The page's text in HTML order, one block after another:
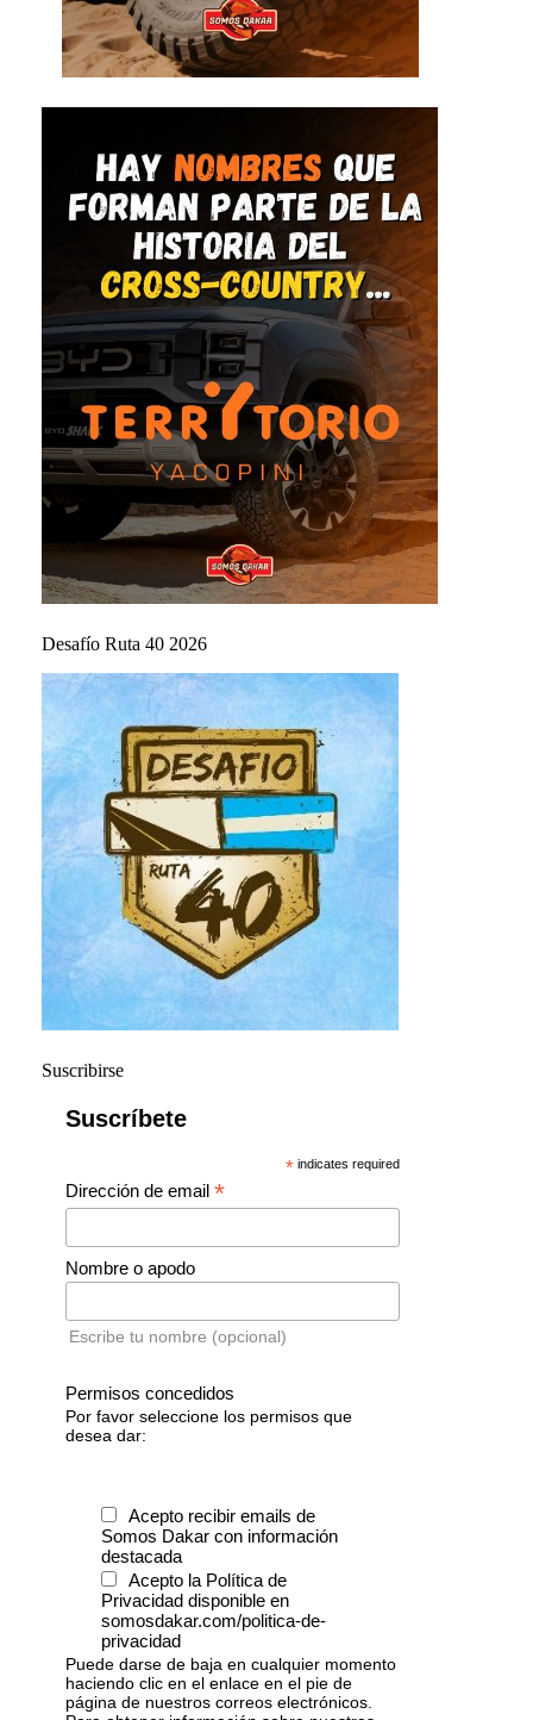
Desafío Ruta 40 2026
Suscribirse
Suscríbete
* indicates required
Dirección de email *
Nombre o apodo
Escribe tu nombre (opcional)
Permisos concedidos
Por favor seleccione los permisos que
desea dar:
Acepto recibir emails de
Somos Dakar con información
destacada
Acepto la Política de
Privacidad disponible en
somosdakar.com/politica-de-
privacidad
Puede darse de baja en cualquier momento
haciendo clic en el enlace en el pie de
página de nuestros correos electrónicos.